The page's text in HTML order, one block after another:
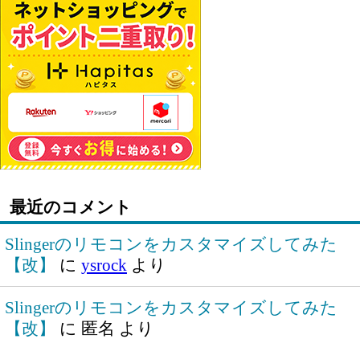
最近のコメント
Slingerのリモコンをカスタマイズしてみた
【改】
に ysrockより
Slingerのリモコンをカスタマイズしてみた
【改】
に 匿名 より